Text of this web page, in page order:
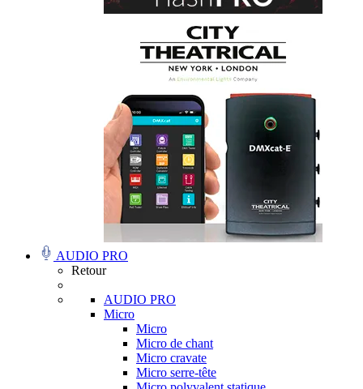
AUDIO PRO
Retour
AUDIO PRO
Micro
Micro
Micro de chant
Micro cravate
Micro serre-tête